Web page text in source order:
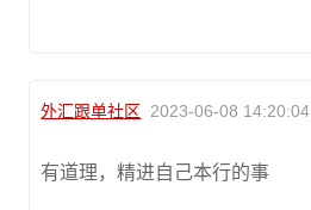
外汇跟单社区 2023-06-08 14:20:04
有道理，精进自己本行的事